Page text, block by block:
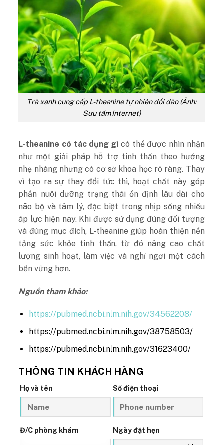
Trà xanh cung cấp L-theanine tự nhiên dồi dào (Ảnh:
Sưu tầm Internet)
L-theanine có tác dụng gì có thể được nhìn nhận
như một giải pháp hỗ trợ tinh thần theo hướng
nhẹ nhàng nhưng có cơ sở khoa học rõ ràng. Thay
vì tạo ra sự thay đổi tức thì, hoạt chất này góp
phần nuôi dưỡng trạng thái ổn định lâu dài cho
não bộ và tâm lý, đặc biệt trong nhịp sống nhiều
áp lực hiện nay. Khi được sử dụng đúng đối tượng
và đúng mục đích, L-theanine giúp hoàn thiện nền
tảng sức khỏe tinh thần, từ đó nâng cao chất
lượng sinh hoạt, làm việc và nghỉ ngơi một cách
bền vững hơn.
Nguồn tham khảo:
https://pubmed.ncbi.nlm.nih.gov/34562208/
https://pubmed.ncbi.nlm.nih.gov/38758503/
https://pubmed.ncbi.nlm.nih.gov/31623400/
THÔNG TIN KHÁCH HÀNG
Họ và tên Số điện thoại
Đ/C phòng khám Ngày đặt hẹn